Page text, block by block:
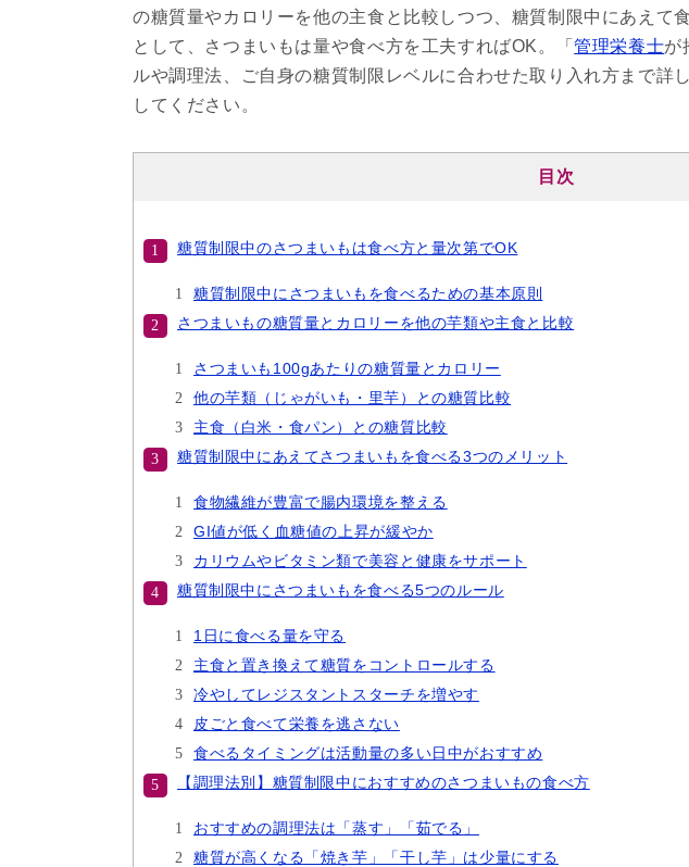
の糖質量やカロリーを他の主食と比較しつつ、糖質制限中にあえて
として、さつまいもは量や食べ方を工夫すればOK。「管理栄養士が
ルや調理法、ご自身の糖質制限レベルに合わせた取り入れ方まで詳
してください。
目次
糖質制限中のさつまいもは食べ方と量次第でOK
糖質制限中にさつまいもを食べるための基本原則
さつまいもの糖質量とカロリーを他の芋類や主食と比較
さつまいも100gあたりの糖質量とカロリー
他の芋類（じゃがいも・里芋）との糖質比較
主食（白米・食パン）との糖質比較
糖質制限中にあえてさつまいもを食べる3つのメリット
食物繊維が豊富で腸内環境を整える
GI値が低く血糖値の上昇が緩やか
カリウムやビタミン類で美容と健康をサポート
糖質制限中にさつまいもを食べる5つのルール
1日に食べる量を守る
主食と置き換えて糖質をコントロールする
冷やしてレジスタントスターチを増やす
皮ごと食べて栄養を逃さない
食べるタイミングは活動量の多い日中がおすすめ
【調理法別】糖質制限中におすすめのさつまいもの食べ方
おすすめの調理法は「蒸す」「茹でる」
糖質が高くなる「焼き芋」「干し芋」は少量にする